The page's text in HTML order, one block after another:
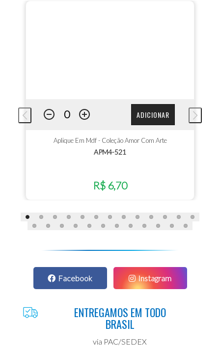
ADICIONAR
Aplique Em Mdf - Coleção Amor Com Arte
APM4-521
R$ 6,70
Facebook Instagram
ENTREGAMOS EM TODO
BRASIL
via PAC/SEDEX